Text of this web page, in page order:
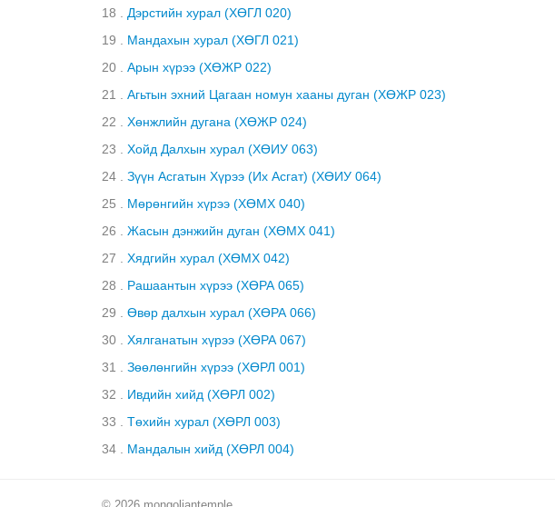
18 . Дэрстийн хурал (ХӨГЛ 020)
19 . Мандахын хурал (ХӨГЛ 021)
20 . Арын хүрээ (ХӨЖР 022)
21 . Агьтын эхний Цагаан номун хааны дуган (ХӨЖР 023)
22 . Хөнжлийн дугана (ХӨЖР 024)
23 . Хойд Далхын хурал (ХӨИУ 063)
24 . Зүүн Асгатын Хүрээ (Их Асгат) (ХӨИУ 064)
25 . Мөрөнгийн хүрээ (ХӨМХ 040)
26 . Жасын дэнжийн дуган (ХӨМХ 041)
27 . Хядгийн хурал (ХӨМХ 042)
28 . Рашаантын хүрээ (ХӨРА 065)
29 . Өвөр далхын хурал (ХӨРА 066)
30 . Хялганатын хүрээ (ХӨРА 067)
31 . Зөөлөнгийн хүрээ (ХӨРЛ 001)
32 . Ивдийн хийд (ХӨРЛ 002)
33 . Төхийн хурал (ХӨРЛ 003)
34 . Мандaлын хийд (ХӨРЛ 004)